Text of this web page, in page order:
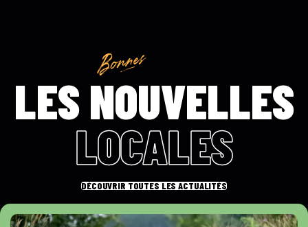
LES NOUVELLES
LOCALES
DÉCOUVRIR TOUTES LES ACTUALITÉS